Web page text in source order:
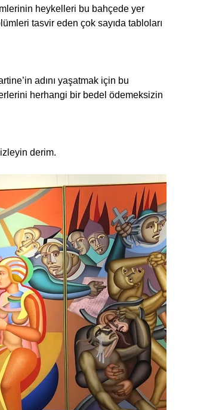
heykelleri bu bahçede yer
tasvir eden çok sayıda tabloları
adını yaşatmak için bu
herhangi bir bedel ödemeksizin
derim.